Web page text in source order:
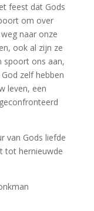
feest dat Gods
om over
naar onze
ook al zijn ze
spoort ons aan,
zelf hebben
leven, een
van Gods liefde
tot hernieuwde